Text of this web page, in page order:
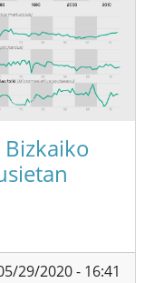
29/2020 - 16:41